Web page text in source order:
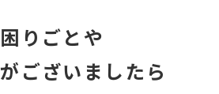
りごとや
ございましたら